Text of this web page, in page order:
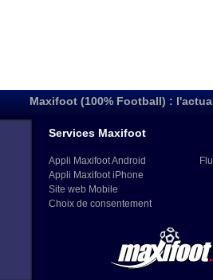
Maxifoot (100% Football) :
Services Maxifoot
Appli Maxifoot Android
Appli Maxifoot iPhone
Site web Mobile
Choix de consentement